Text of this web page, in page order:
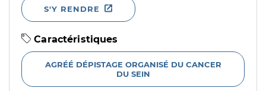
S'Y RENDRE
Caractéristiques
AGRÉÉ DÉPISTAGE ORGANISÉ DU CANCER
DU SEIN